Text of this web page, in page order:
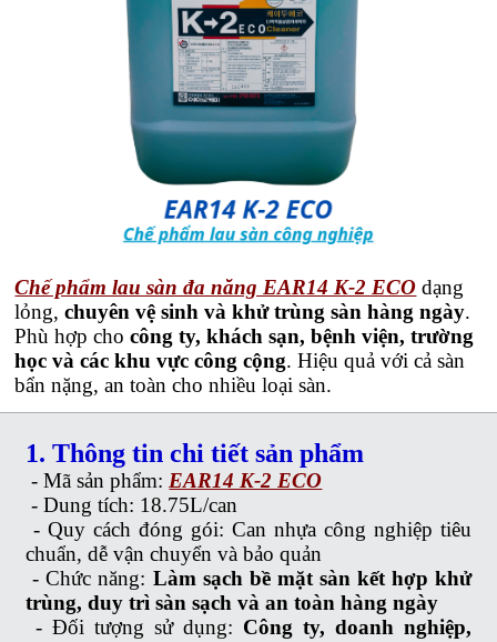
Chế phẩm lau sàn đa năng EAR14 K-2 ECO dạng
lỏng,chuyên vệ sinh và khử trùng sàn hàng ngày.
Phù hợp chocông ty, khách sạn, bệnh viện, trường
học và các khu vực công cộng. Hiệu quả với cả sàn
bẩn nặng, an toàn cho nhiều loại sàn.
1. Thông tin chi tiết sản phẩm
- Mã sản phẩm:EAR14 K-2 ECO
-Dung tích: 18.75L/can
-Quy cách đóng gói: Can nhựa công nghiệp tiêu
chuẩn, dễ vận chuyển và bảo quản
-Chức năng: Làm sạch bề mặt sàn kết hợp khử
trùng, duy trì sàn sạch và an toàn hàng ngày
-Đối tượng sử dụng: Công ty, doanh nghiệp,